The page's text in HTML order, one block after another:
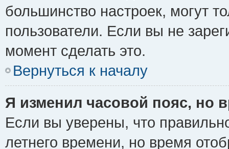
большинство настроек, могут
пользователи. Если вы не
момент сделать это.
Вернуться к началу
Я изменил часовой пояс, но
Если вы уверены, что
летнего времени, но время